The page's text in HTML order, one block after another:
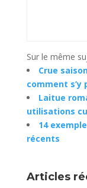
Sur le même
Crue
comment s’y
Laitue
utilisations
14
récents
Articles